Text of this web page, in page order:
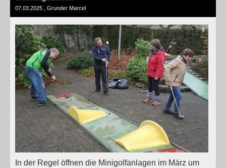
07.03.2025 , Grunder Marcel
In der Regel öffnen die Minigolfanlagen im März um